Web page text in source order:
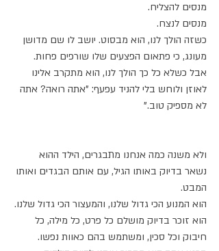
מנסים להצליח.
מנסים לנצח.
כשזה הולך לנו, הוא מבסוט. יושב לו שם מדושן
מעונג, כי פתאום הפצעים שלו שורפים פחות.
אבל כשלא כל כך הולך לנו, הוא מתקרב אלינו
לאוזן ולוחש בלי להניד עפעף: "אתה רואה? אתה
לא מספיק טוב."
ולא משנה כמה אנחנו מתבגרים, הילד ההוא
נשאר בדיוק באותו הגיל, עם אותם הבגדים ואותו
המבט.
הוא המנוע הכי גדול שלנו, והמעצור הכי גדול שלנו.
הוא זוכר בדיוק מושלם כל פרט, כל מילה, כל
חיבוק וכל סכין, ומשתמש בהם כאוות נפשו.